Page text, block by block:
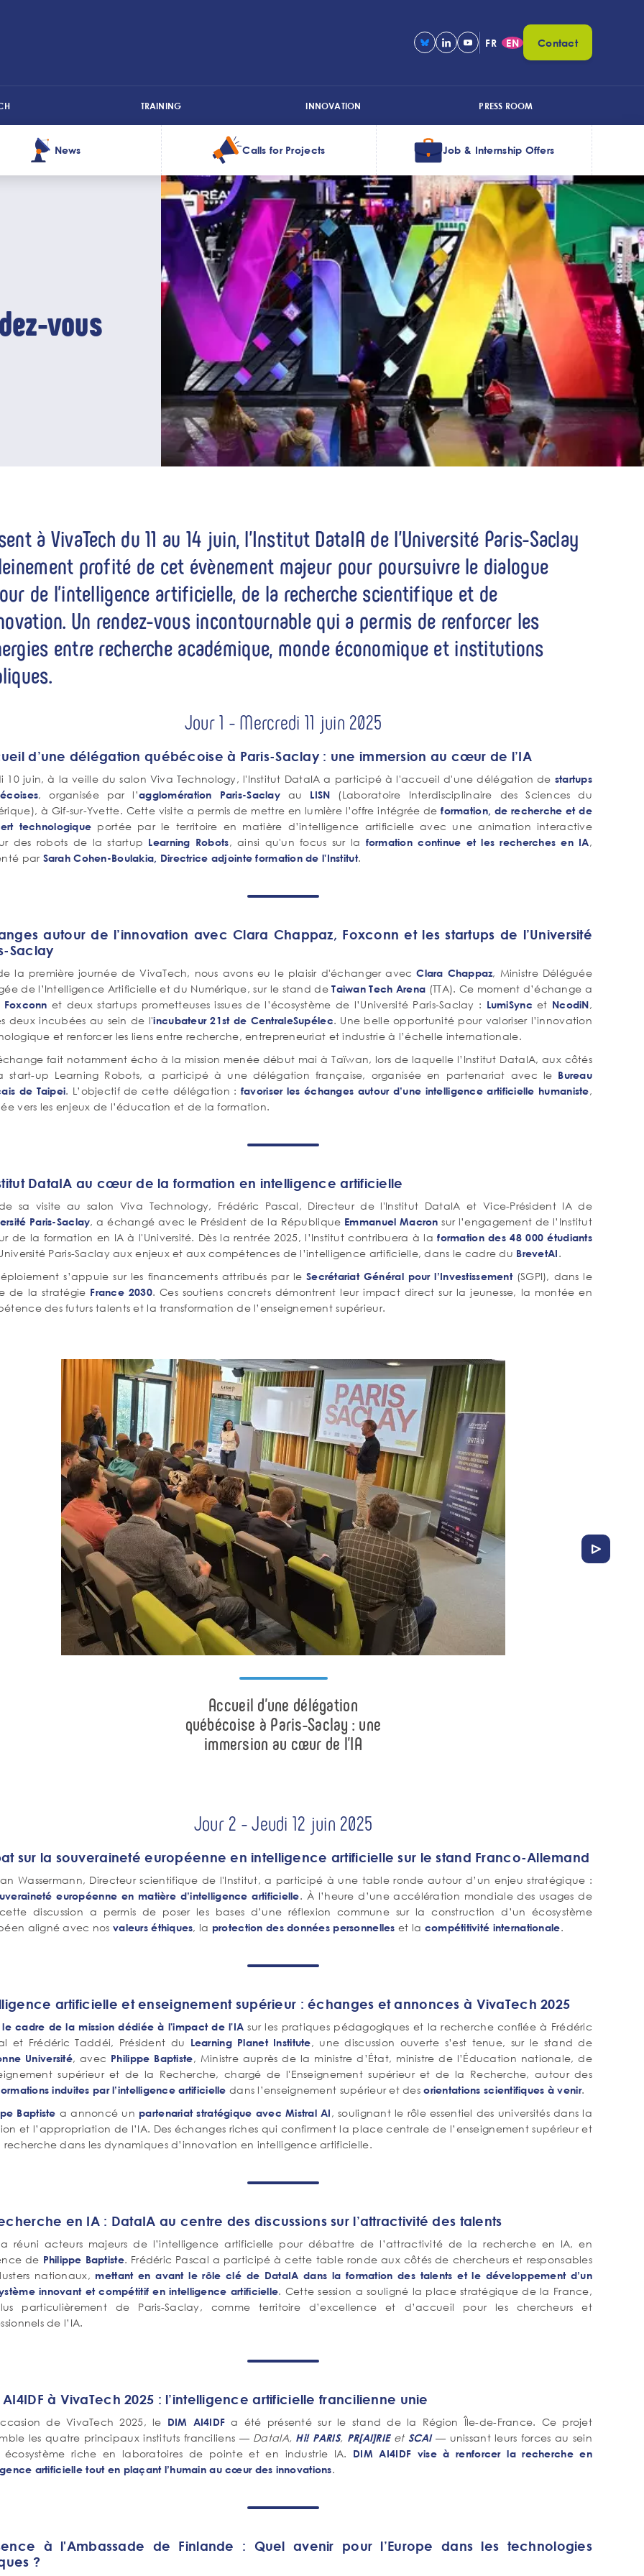
FR EN Contact
TRAINING INNOVATION PRESS ROOM
News Calls for Projects Job & Internship Offers
vous
à VivaTech du 11 au 14 juin, l'Institut DataIA de l'Université Paris-Saclay
profité de cet évènement majeur pour poursuivre le dialogue
de l’intelligence artificielle, de la recherche scientifique et de
Un rendez-vous incontournable qui a permis de renforcer les
entre recherche académique, monde économique et institutions
Jour 1 - Mercredi 11 juin 2025
d’une délégation québécoise à Paris-Saclay : une immersion au cœur de l’IA
10 juin, à la veille du salon Viva Technology, l'Institut DataIA a participé à l'accueil d'une délégation de startups
, organisée par l’agglomération Paris-Saclayau LISN (Laboratoire Interdisciplinaire des Sciences du
à Gif-sur-Yvette. Cette visite a permis de mettre en lumière l’offre intégrée deformation, de recherche et de
technologique portée par le territoire en matière d’intelligence artificielle avec une animation interactive
des robots de la startup Learning Robots, ainsi qu'un focus sur la formation continue et les recherches en IA,
par Sarah Cohen-Boulakia, Directrice adjointe formation de l'Institut.
autour de l’innovation avec Clara Chappaz, Foxconn et les startups de l’Université
Saclay
la première journée de VivaTech, nous avons eu le plaisir d'échanger avecClara Chappaz, Ministre Déléguée
de l’Intelligence Artificielle et du Numérique, sur le stand deTaiwan Tech Arena (TTA). Ce moment d’échange a
Foxconn et deux startups prometteuses issues de l’écosystème de l’Université Paris-Saclay : LumiSync et NcodiN,
deux incubées au sein de l'incubateur 21st de CentraleSupélec. Une belle opportunité pour valoriser l’innovation
et renforcer les liens entre recherche, entrepreneuriat et industrie à l’échelle internationale.
fait notamment écho à la mission menée début mai à Taïwan, lors de laquelle l’Institut DataIA, aux côtés
start-up Learning Robots, a participé à une délégation française, organisée en partenariat avec le Bureau
de Taipei. L’objectif de cette délégation : favoriser les échanges autour d’une intelligence artificielle humaniste,
vers les enjeux de l’éducation et de la formation.
DataIA au cœur de la formation en intelligence artificielle
sa visite au salon Viva Technology, Frédéric Pascal, Directeur de l'Institut DataIA et Vice-Président IA de
Paris-Saclay, a échangé avec le Président de la République Emmanuel Macron sur l’engagement de l’Institut
de la formation en IA à l'Université. Dès la rentrée 2025, l’Institut contribuera à laformation des 48 000 étudiants
Paris-Saclay aux enjeux et aux compétences de l’intelligence artificielle, dans le cadre du BrevetAI.
s’appuie sur les financements attribués par le Secrétariat Général pour l’Investissement(SGPI), dans le
de la stratégie France 2030. Ces soutiens concrets démontrent leur impact direct sur la jeunesse, la montée en
des futurs talents et la transformation de l’enseignement supérieur.
Accueil d’une délégation
québécoise à Paris-Saclay : une
immersion au cœur de l’IA
Jour 2 - Jeudi 12 juin 2025
sur la souveraineté européenne en intelligence artificielle sur le stand Franco-Allemand
Wassermann, Directeur scientifique de l'Institut, a participé à une table ronde autour d’un enjeu stratégique :
européenne en matière d’intelligence artificielle. À l’heure d’une accélération mondiale des usages de
cette discussion a permis de poser les bases d’une réflexion commune sur la construction d’un écosystème
aligné avec nos valeurs éthiques, la protection des données personnelles et la compétitivité internationale.
artificielle et enseignement supérieur : échanges et annonces à VivaTech 2025
le cadre de la mission dédiée à l'impact de l'IA sur les pratiques pédagogiques et la recherche confiée à Frédéric
et Frédéric Taddéi, Président du Learning Planet Institute, une discussion ouverte s’est tenue, sur le stand de
Université, avec Philippe Baptiste, Ministre auprès de la ministre d’État, ministre de l’Éducation nationale, de
supérieur et de la Recherche, chargé de l'Enseignement supérieur et de la Recherche, autour des
induites par l’intelligence artificielle dans l’enseignement supérieur et desorientations scientifiques à venir.
Baptiste a annoncé un partenariat stratégique avec Mistral AI, soulignant le rôle essentiel des universités dans la
et l’appropriation de l’IA. Des échanges riches qui confirment la place centrale de l’enseignement supérieur et
recherche dans les dynamiques d’innovation en intelligence artificielle.
en IA : DataIA au centre des discussions sur l’attractivité des talents
a réuni acteurs majeurs de l’intelligence artificielle pour débattre de l’attractivité de la recherche en IA, en
de Philippe Baptiste. Frédéric Pascal a participé à cette table ronde aux côtés de chercheurs et responsables
nationaux, mettant en avant le rôle clé de DataIA dans la formation des talents et le développement d’un
innovant et compétitif en intelligence artificielle. Cette session a souligné la place stratégique de la France,
particulièrement de Paris-Saclay, comme territoire d’excellence et d’accueil pour les chercheurs et
de l’IA.
AI4IDF à VivaTech 2025 : l’intelligence artificielle francilienne unie
de VivaTech 2025, le DIM AI4IDF a été présenté sur le stand de la Région Île-de-France. Ce projet
les quatre principaux instituts franciliens — DataIA, Hi! PARIS, PR[AI]RIEet SCAI— unissant leurs forces au sein
écosystème riche en laboratoires de pointe et en industrie IA.
DIM AI4IDF vise à renforcer la recherche en
artificielle tout en plaçant l’humain au cœur des innovations.
à l'Ambassade de Finlande : Quel avenir pour l’Europe dans les technologies
?